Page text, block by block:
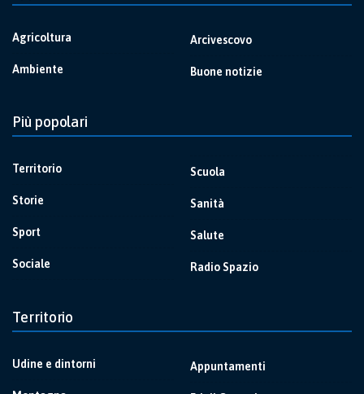
Agricoltura
Ambiente
Arcivescovo
Buone notizie
Più popolari
Territorio
Storie
Sport
Sociale
Scuola
Sanità
Salute
Radio Spazio
Territorio
Udine e dintorni Appuntamenti